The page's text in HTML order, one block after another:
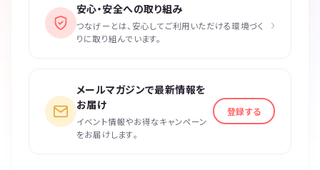
安心・安全への取り組み
つなげーとは、安心してご利用いただける環境づく
りに取り組んでいます。
›
メールマガジンで最新情報を
お届け
イベント情報やお得なキャンペーン
をお届けします。
登録する